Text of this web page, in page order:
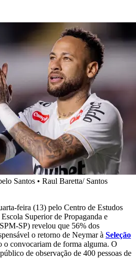
Santos • Raul Baretta/ Santos
feira (13) pelo Centro de Estudos
Superior de Propaganda e
SP) revelou que 56% dos
o retorno de Neymar à Seleção
o convocariam de forma alguma. O
de observação de 400 pessoas de